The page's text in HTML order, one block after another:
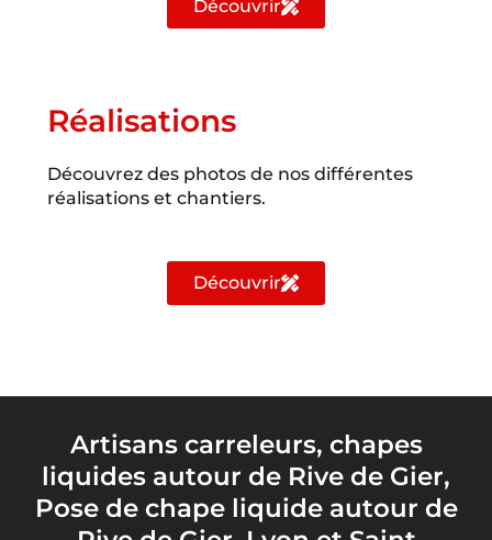
Découvrir
Réalisations
Découvrez des photos de nos différentes
réalisations et chantiers.
Découvrir
Artisans carreleurs, chapes
liquides autour de Rive de Gier,
Pose de chape liquide autour de